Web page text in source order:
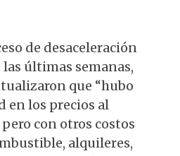
de desaceleración
últimas semanas,
que “hubo
en los precios al
con otros costos
alquileres,